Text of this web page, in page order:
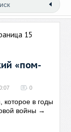
15
«пом-
0
которое в годы
войны →